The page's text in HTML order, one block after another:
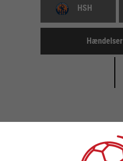
HSH
Hændelser